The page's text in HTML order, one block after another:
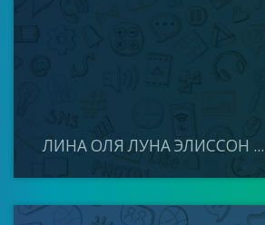
ЛИНА ОЛЯ ЛУНА ЭЛИССОН ...